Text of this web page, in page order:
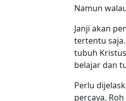
Namun
Janji akan
tertentu
tubuh
belajar dan
Perlu
percaya.